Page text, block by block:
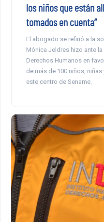
los niños que están
tomados en cuenta”
El abogado se refirió a la
Mónica Jeldres hizo ante
Derechos Humanos en
de más de 100 niños,
este centro de Sename.